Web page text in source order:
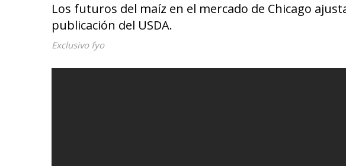
Los futuros del maíz en el mercado de Chicago
publicación del USDA.
Exclusivo fyo